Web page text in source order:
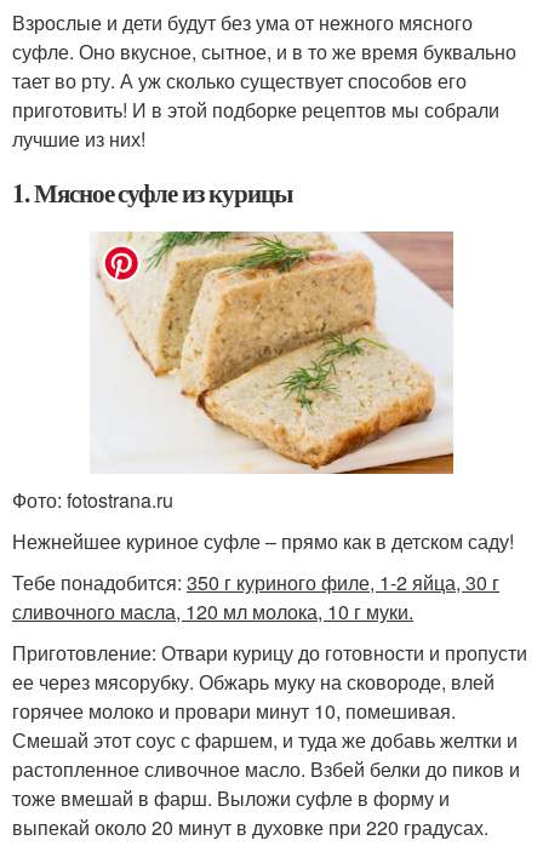
Взрослые и дети будут без ума от нежного мясного
суфле. Оно вкусное, сытное, и в то же время буквально
тает во рту. А уж сколько существует способов его
приготовить! И в этой подборке рецептов мы собрали
лучшие из них!
1. Мясное суфле из курицы
Фото: fotostrana.ru
Нежнейшее куриное суфле – прямо как в детском саду!
Тебе понадобится: 350 г куриного филе, 1-2 яйца, 30 г
сливочного масла, 120 мл молока, 10 г муки.
Приготовление: Отвари курицу до готовности и пропусти
ее через мясорубку. Обжарь муку на сковороде, влей
горячее молоко и провари минут 10, помешивая.
Смешай этот соус с фаршем, и туда же добавь желтки и
растопленное сливочное масло. Взбей белки до пиков и
тоже вмешай в фарш. Выложи суфле в форму и
выпекай около 20 минут в духовке при 220 градусах.